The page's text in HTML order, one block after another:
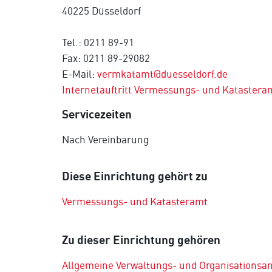
40225 Düsseldorf
Tel.: 0211 89-91
Fax: 0211 89-29082
E-Mail: vermkatamt@duesseldorf.de
Internetauftritt Vermessungs- und
Servicezeiten
Nach Vereinbarung
Diese Einrichtung gehört zu
Vermessungs- und Katasteramt
Zu dieser Einrichtung gehören
Allgemeine Verwaltungs- und